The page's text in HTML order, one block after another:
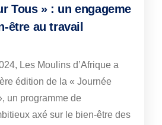
Tous » : un engageme
être au travail
Les Moulins d’Afrique a
édition de la « Journée
un programme de
axé sur le bien-être des